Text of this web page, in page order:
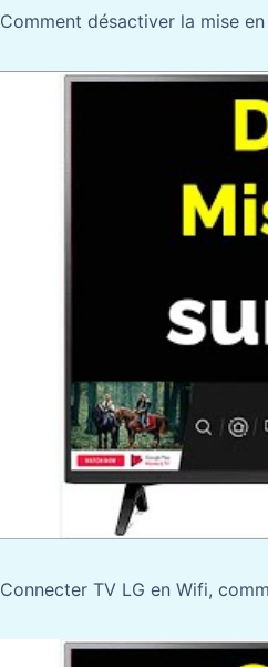
Comment désactiver la mise
Connecter TV LG en Wifi,